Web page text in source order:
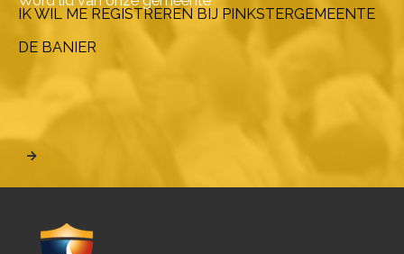
IK WIL ME REGISTREREN BIJ PINKSTERGEMEENTE
DE BANIER